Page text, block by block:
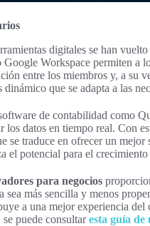
digitales se han
Workspace permiten a
entre los miembros y, a su
que se adapta a las
de contabilidad como
datos en tiempo real. Con
se traduce en ofrecer un
el potencial para el
para negocios
sea más sencilla y menos
a una mejor experiencia del
puede consultaresta guía de